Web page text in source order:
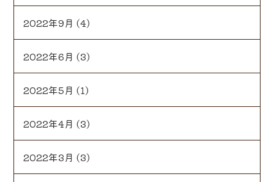
2022年9月 (4)
2022年6月 (3)
2022年5月 (1)
2022年4月 (3)
2022年3月 (3)